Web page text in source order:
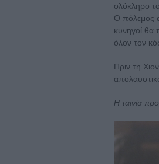
ολόκληρο
Ο πόλεμος
κυνηγοί
όλον τον
Πριν τη
Η ταινία